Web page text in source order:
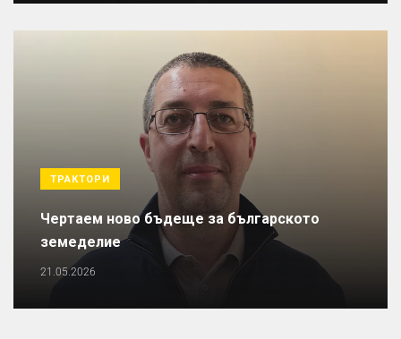
ТРАКТОРИ
Чертаем ново бъдеще за българското
земеделие
21.05.2026